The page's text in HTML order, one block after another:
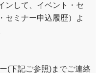
ンして、イベント・セ
セミナー申込履歴）よ
(下記ご参照)までご連絡